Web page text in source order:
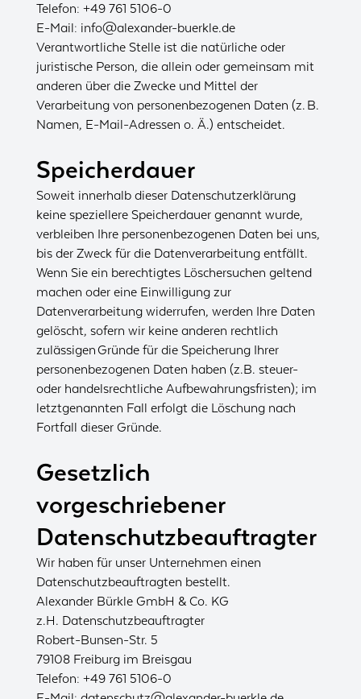
Telefon: +49 761 5106-0
E-Mail: info@alexander-buerkle.de
Verantwortliche Stelle ist die natürliche oder
juristische Person, die allein oder gemeinsam mit
anderen über die Zwecke und Mittel der
Verarbeitung von personenbezogenen Daten (z. B.
Namen, E-Mail-Adressen o. Ä.) entscheidet.
Speicherdauer
Soweit innerhalb dieser Datenschutzerklärung
keine speziellere Speicherdauer genannt wurde,
verbleiben Ihre personenbezogenen Daten bei uns,
bis der Zweck für die Datenverarbeitung entfällt.
Wenn Sie ein berechtigtes Löschersuchen geltend
machen oder eine Einwilligung zur
Datenverarbeitung widerrufen, werden Ihre Daten
gelöscht, sofern wir keine anderen rechtlich
zulässigen Gründe für die Speicherung Ihrer
personenbezogenen Daten haben (z.B. steuer-
oder handelsrechtliche Aufbewahrungsfristen); im
letztgenannten Fall erfolgt die Löschung nach
Fortfall dieser Gründe.
Gesetzlich
vorgeschriebener
Datenschutzbeauftragter
Wir haben für unser Unternehmen einen
Datenschutzbeauftragten bestellt.
Alexander Bürkle GmbH & Co. KG
z.H. Datenschutzbeauftragter
Robert-Bunsen-Str. 5
79108 Freiburg im Breisgau
Telefon: +49 761 5106-0